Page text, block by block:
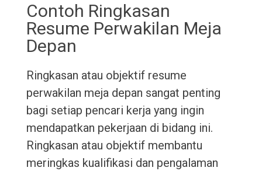
Contoh Ringkasan
Resume Perwakilan Meja
Depan
Ringkasan atau objektif resume
perwakilan meja depan sangat penting
bagi setiap pencari kerja yang ingin
mendapatkan pekerjaan di bidang ini.
Ringkasan atau objektif membantu
meringkas kualifikasi dan pengalaman